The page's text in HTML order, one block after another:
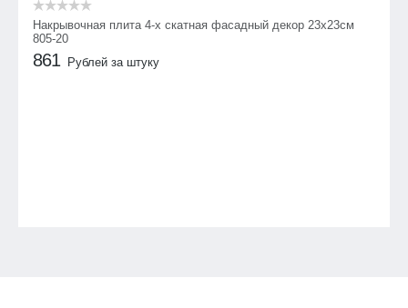
Накрывочная плита 4-х скатная фасадный декор 23х23см
805-20
861 Рублей за штуку